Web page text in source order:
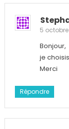
5 octobre
Bonjour,
je
Merci
Répondre